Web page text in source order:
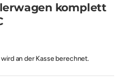
komplett
wird an der Kasse berechnet.